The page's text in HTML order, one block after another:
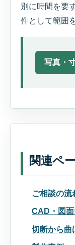
別に時間を要
件として範囲
写真・
関連ペ
ご相談の流
CAD・図
切断から曲